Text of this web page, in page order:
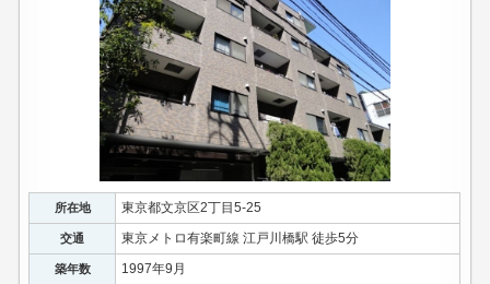
所在地 東京都文京区2丁目5-25
交通 東京メトロ有楽町線 江戸川橋駅 徒歩5分
築年数 1997年9月